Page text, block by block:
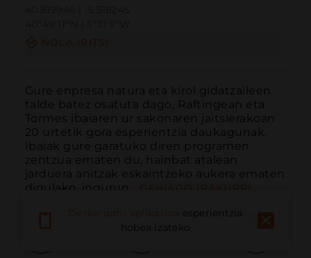
Gure enpresa natura eta kirol gidatzaileen
talde batez osatuta dago, Raftingean eta
Tormes ibaiaren ur sakonaren jaitsierakoan
20 urtetik gora esperientzia daukagunak.
Ibaiak gure garatuko diren programen
zentzua ematen du, hainbat atalean
jarduera anitzak eskaintzeko aukera ematen
digulako, ingurun...
esperientzia
hobea izateko